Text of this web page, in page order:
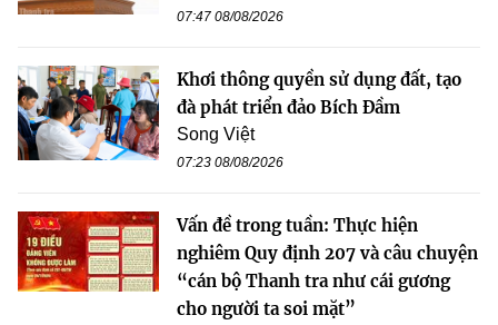
07:47 08/08/2026
Khơi thông quyền sử dụng đất, tạo
đà phát triển đảo Bích Đầm
Song Việt
07:23 08/08/2026
Vấn đề trong tuần: Thực hiện
nghiêm Quy định 207 và câu chuyện
“cán bộ Thanh tra như cái gương
cho người ta soi mặt”